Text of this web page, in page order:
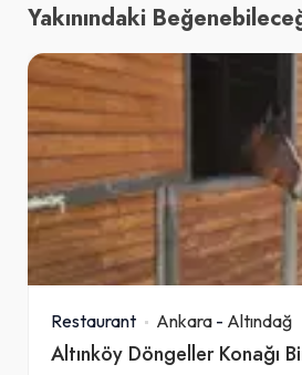
Yakınındaki
Restaurant Ankara - Altındağ
Altınköy Döngeller Konağı